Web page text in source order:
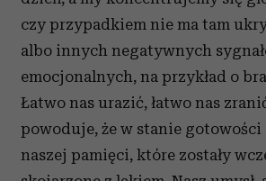
czy przypadkiem nie ma tam
albo innych negatywnych
emocjonalnych, na przykład o
Łatwo nas urazić, łatwo nas
powoduje, że w stanie gotowości
naszej pamięci, które zostały